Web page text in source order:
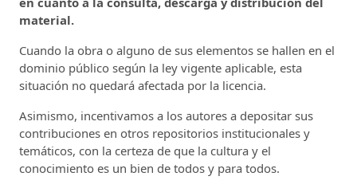
material.
Cuando la obra o alguno de sus elementos se hallen en el
dominio público según la ley vigente aplicable, esta
situación no quedará afectada por la licencia.
Asimismo, incentivamos a los autores a depositar sus
contribuciones en otros repositorios institucionales y
temáticos, con la certeza de que la cultura y el
conocimiento es un bien de todos y para todos.